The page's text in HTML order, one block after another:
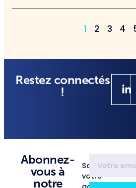
1 2 3 4
Restez connectés
!
Abonnez-
vous à
notre
Saisissez
votre